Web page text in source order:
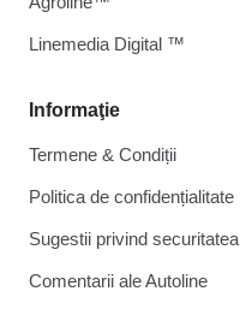
Informaţie
Termene & Condiții
Politica de confidențialitate
Sugestii privind securitatea
Comentarii ale Autoline
Linemedia Digital ™